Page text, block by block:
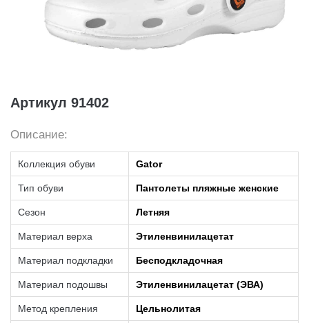
Артикул 91402
Описание:
Коллекция обуви Gator
Тип обуви Пантолеты пляжные женские
Сезон Летняя
Материал верха Этиленвинилацетат
Материал подкладки Бесподкладочная
Материал подошвы Этиленвинилацетат (ЭВА)
Метод крепления Цельнолитая